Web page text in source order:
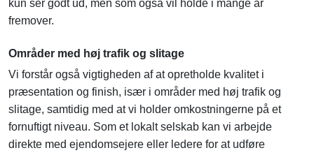
kun ser godt ud, men som også vil holde i mange år
fremover.
Områder med høj trafik og slitage
Vi forstår også vigtigheden af at opretholde kvalitet i
præsentation og finish, især i områder med høj trafik og
slitage, samtidig med at vi holder omkostningerne på et
fornuftigt niveau. Som et lokalt selskab kan vi arbejde
direkte med ejendomsejere eller ledere for at udføre